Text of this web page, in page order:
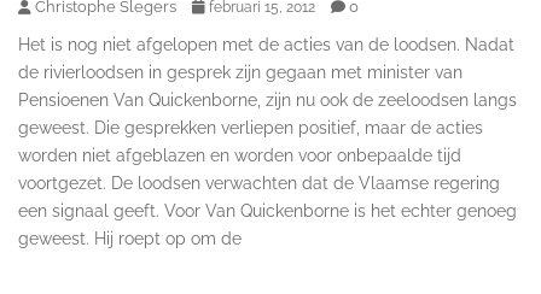
Christophe Slegers februari 15, 2012 0
Het is nog niet afgelopen met de acties van de loodsen. Nadat
de rivierloodsen in gesprek zijn gegaan met minister van
Pensioenen Van Quickenborne, zijn nu ook de zeeloodsen langs
geweest. Die gesprekken verliepen positief, maar de acties
worden niet afgeblazen en worden voor onbepaalde tijd
voortgezet. De loodsen verwachten dat de Vlaamse regering
een signaal geeft. Voor Van Quickenborne is het echter genoeg
geweest. Hij roept op om de